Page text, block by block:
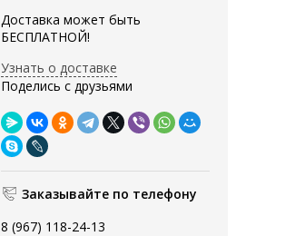
Доставка может быть
БЕСПЛАТНОЙ!
Узнать о доставке
Поделись с друзьями
Заказывайте по телефону
8 (967) 118-24-13